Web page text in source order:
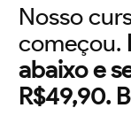
Nosso
começou.
abaixo e
R$49,90.